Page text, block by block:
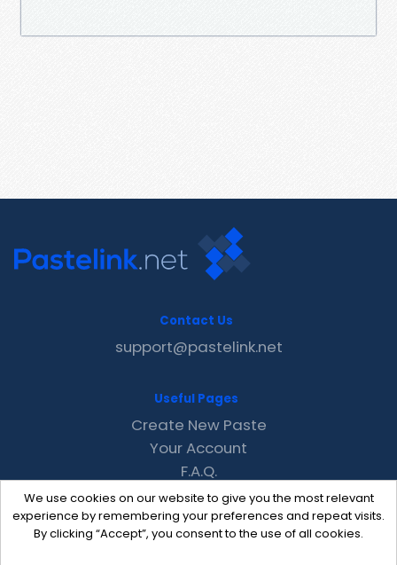
We use cookies on our website to give you the most relevant
experience by remembering your preferences and repeat visits.
By clicking “Accept”, you consent to the use of all cookies.
Contact Us
support@pastelink.net
Useful Pages
Create New Paste
Your Account
F.A.Q.
Recent
Contact